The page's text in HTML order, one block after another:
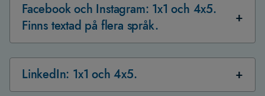
Facebook och Instagram: 1x1 och 4x5.
Finns textad på flera språk.
LinkedIn: 1x1 och 4x5.